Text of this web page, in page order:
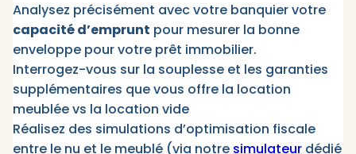
Analysez précisément avec votre banquier votre
capacité d’emprunt pour mesurer la bonne
enveloppe pour votre prêt immobilier.
Interrogez-vous sur la souplesse et les garanties
supplémentaires que vous offre la location
meublée vs la location vide
Réalisez des simulations d’optimisation fiscale
entre le nu et le meublé (via notre simulateur dédié